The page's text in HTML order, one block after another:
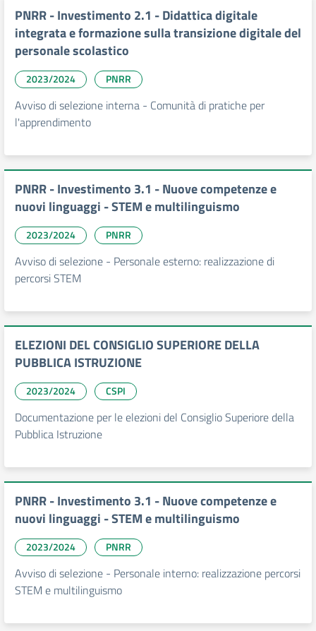
PNRR - Investimento 2.1 - Didattica digitale
integrata e formazione sulla transizione digitale del
personale scolastico
2023/2024 PNRR
Avviso di selezione interna - Comunità di pratiche per
l'apprendimento
PNRR - Investimento 3.1 - Nuove competenze e
nuovi linguaggi - STEM e multilinguismo
2023/2024 PNRR
Avviso di selezione - Personale esterno: realizzazione di
percorsi STEM
ELEZIONI DEL CONSIGLIO SUPERIORE DELLA
PUBBLICA ISTRUZIONE
2023/2024 CSPI
Documentazione per le elezioni del Consiglio Superiore della
Pubblica Istruzione
PNRR - Investimento 3.1 - Nuove competenze e
nuovi linguaggi - STEM e multilinguismo
2023/2024 PNRR
Avviso di selezione - Personale interno: realizzazione percorsi
STEM e multilinguismo